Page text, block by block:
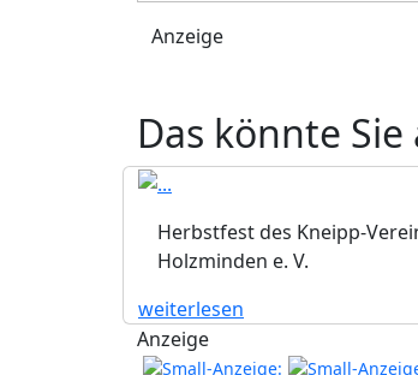
Anzeige
Das könnte
Herbstfest des Kneipp-
Holzminden e. V.
weiterlesen
Anzeige